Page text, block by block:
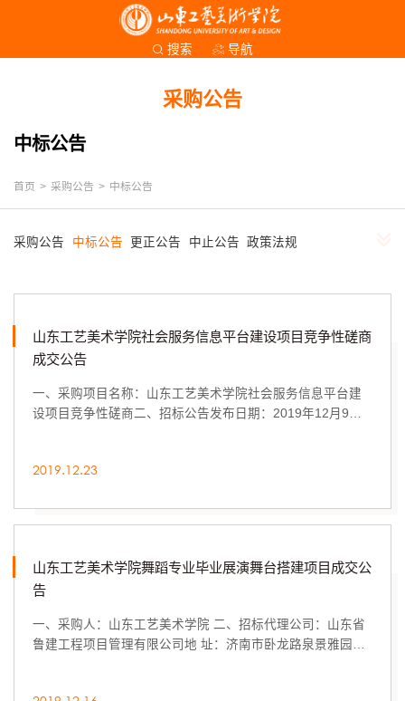
搜索 导航
采购公告
中标公告
首页 > 采购公告 > 中标公告
采购公告 中标公告 更正公告 中止公告 政策法规
山东工艺美术学院社会服务信息平台建设项目竞争性磋商
成交公告
一、采购项目名称：山东工艺美术学院社会服务信息平台建
设项目竞争性磋商二、招标公告发布日期：2019年12月9日
2019.12.23
山东工艺美术学院舞蹈专业毕业展演舞台搭建项目成交公
告
一、采购人：山东工艺美术学院 二、招标代理公司：山东省
鲁建工程项目管理有限公司地 址：济南市卧龙路泉景雅园商